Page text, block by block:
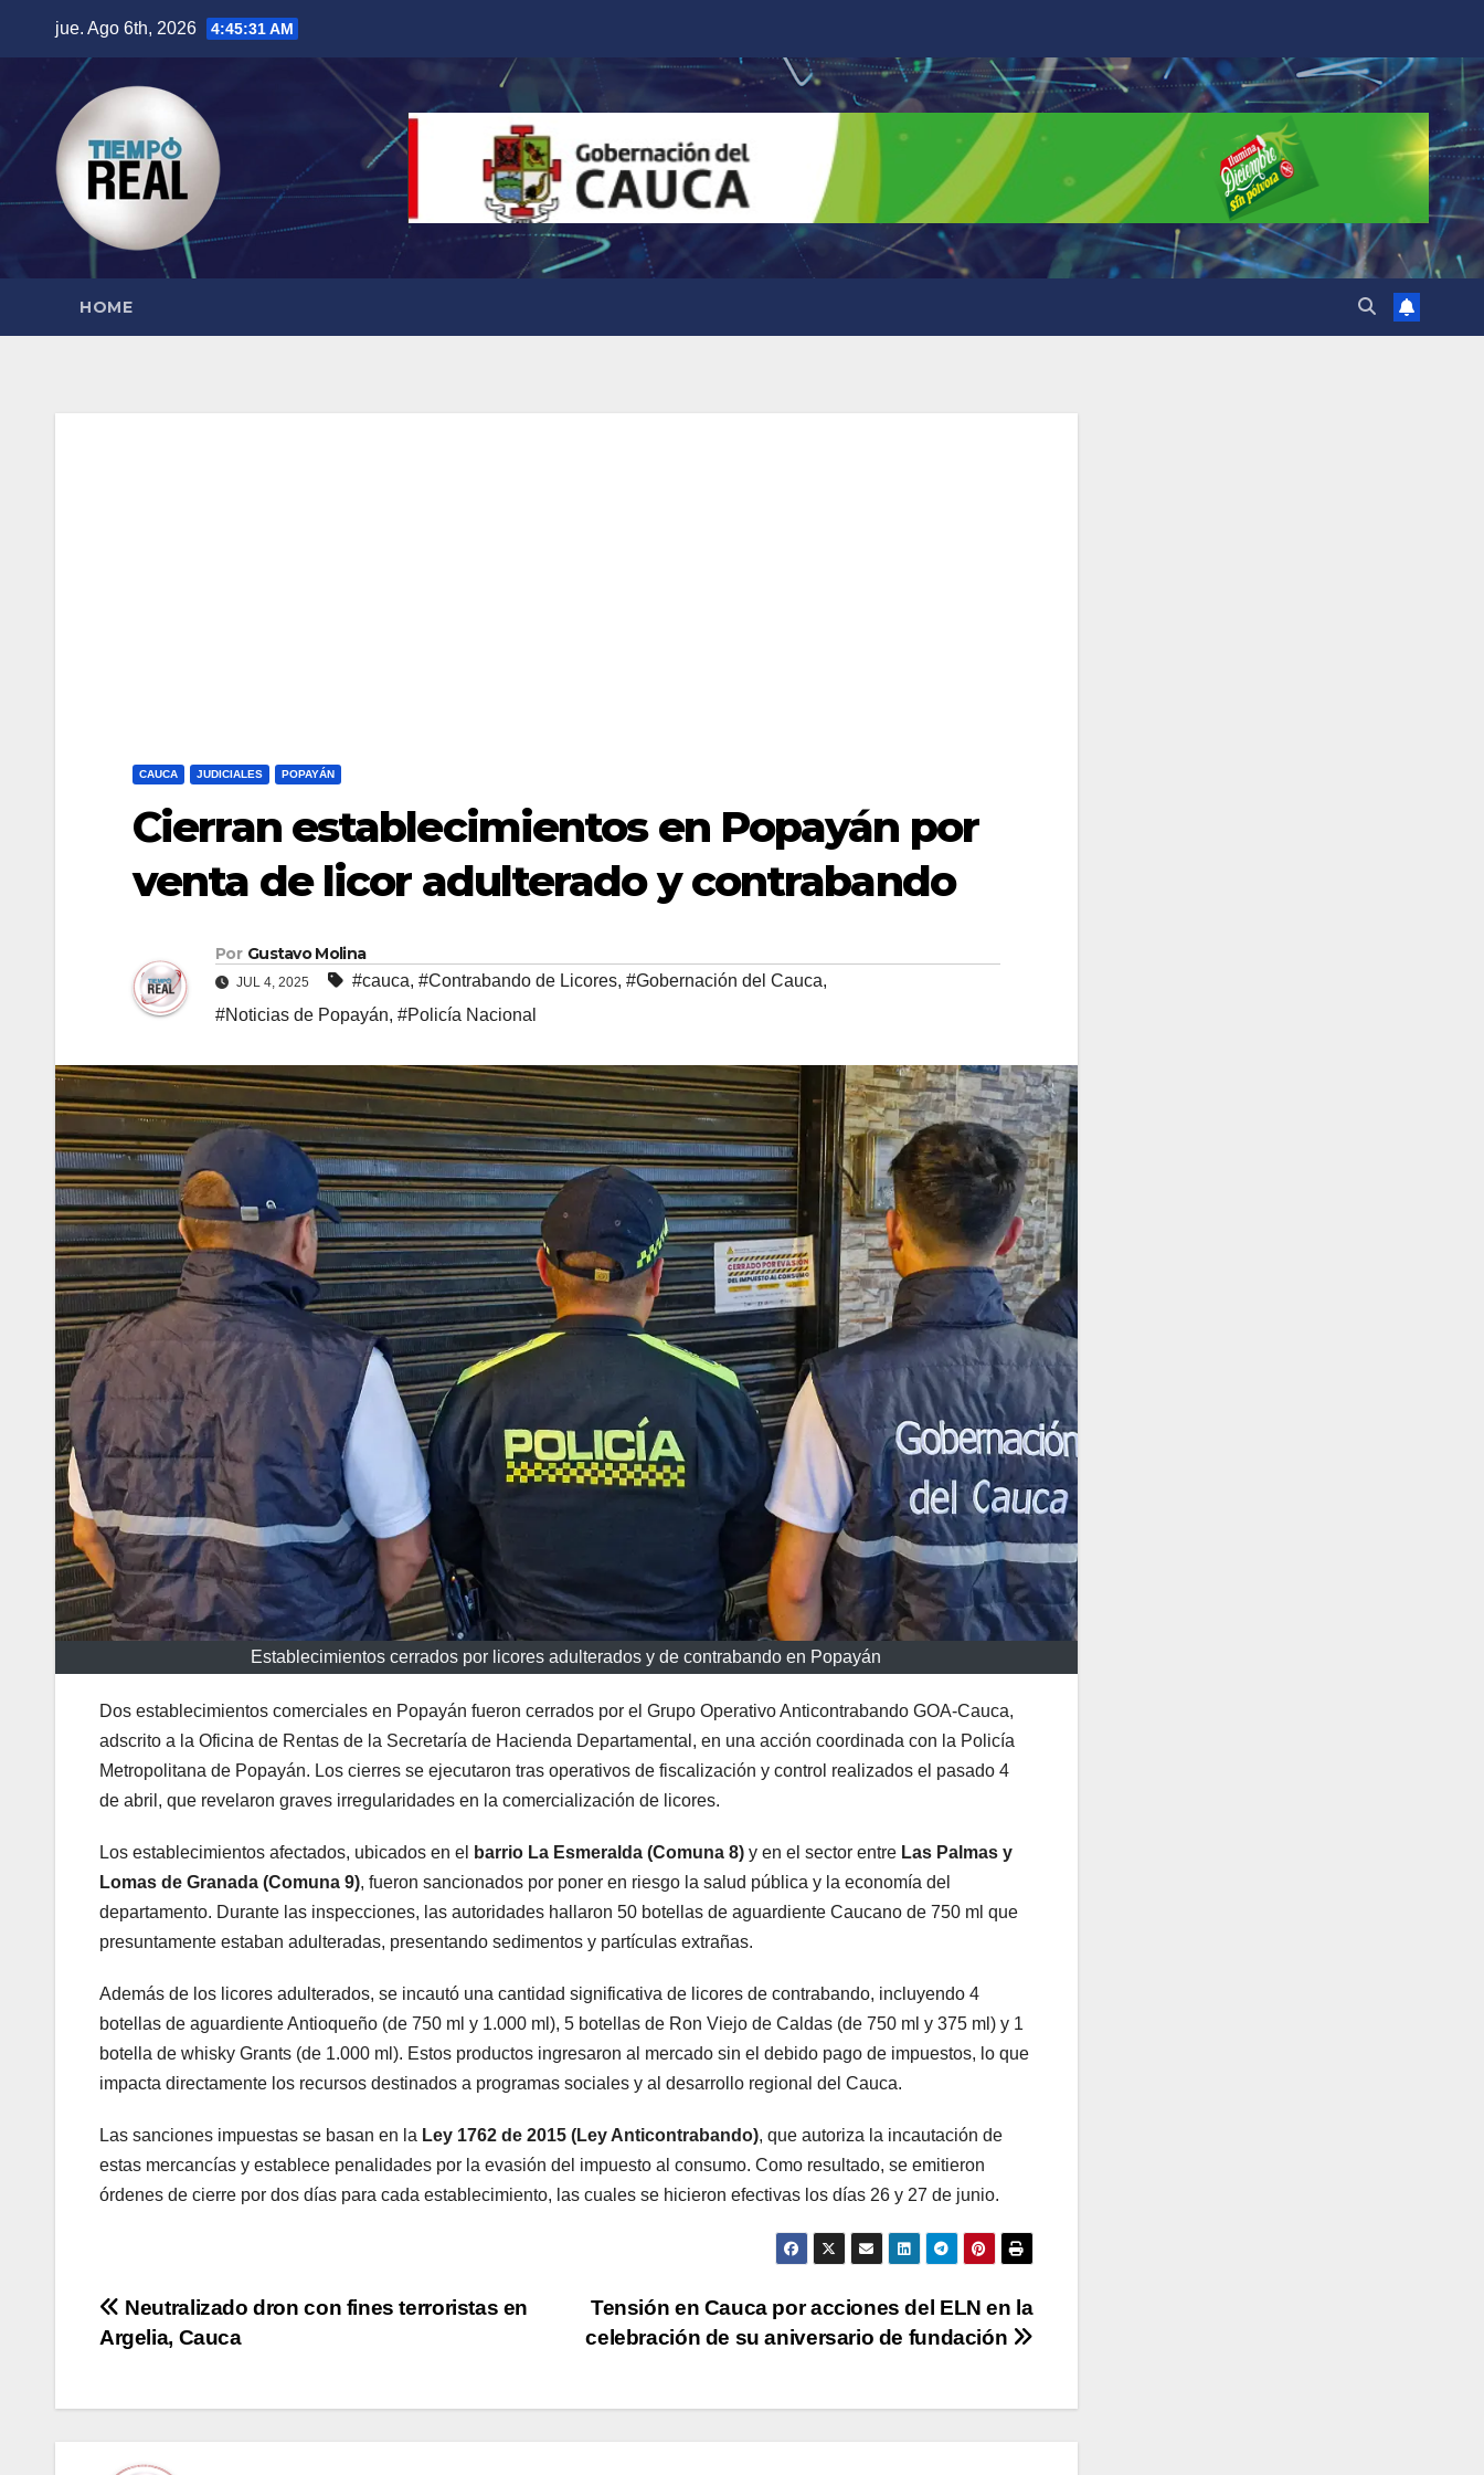
contenido
jue. Ago 6th, 2026 4:45:32 AM
HOME
CAUCA JUDICIALES POPAYÁN
Cierran establecimientos en Popayán por
venta de licor adulterado y contrabando
Por Gustavo Molina
JUL 4, 2025 #cauca, #Contrabando de Licores, #Gobernación del Cauca,
#Noticias de Popayán, #Policía Nacional
Establecimientos cerrados por licores adulterados y de contrabando en Popayán
Dos establecimientos comerciales en Popayán fueron cerrados por el Grupo Operativo Anticontrabando GOA-Cauca,
adscrito a la Oficina de Rentas de la Secretaría de Hacienda Departamental, en una acción coordinada con la Policía
Metropolitana de Popayán. Los cierres se ejecutaron tras operativos de fiscalización y control realizados el pasado 4
de abril, que revelaron graves irregularidades en la comercialización de licores.
Los establecimientos afectados, ubicados en el barrio La Esmeralda (Comuna 8) y en el sector entre Las Palmas y
Lomas de Granada (Comuna 9), fueron sancionados por poner en riesgo la salud pública y la economía del
departamento. Durante las inspecciones, las autoridades hallaron 50 botellas de aguardiente Caucano de 750 ml que
presuntamente estaban adulteradas, presentando sedimentos y partículas extrañas.
Además de los licores adulterados, se incautó una cantidad significativa de licores de contrabando, incluyendo 4
botellas de aguardiente Antioqueño (de 750 ml y 1.000 ml), 5 botellas de Ron Viejo de Caldas (de 750 ml y 375 ml) y 1
botella de whisky Grants (de 1.000 ml). Estos productos ingresaron al mercado sin el debido pago de impuestos, lo que
impacta directamente los recursos destinados a programas sociales y al desarrollo regional del Cauca.
Las sanciones impuestas se basan en la Ley 1762 de 2015 (Ley Anticontrabando), que autoriza la incautación de
estas mercancías y establece penalidades por la evasión del impuesto al consumo. Como resultado, se emitieron
órdenes de cierre por dos días para cada establecimiento, las cuales se hicieron efectivas los días 26 y 27 de junio.
Navegación
de
entradas
Tensión en Cauca por acciones del ELN en la
celebración de su aniversario de fundación
Neutralizado dron con fines terroristas en
Argelia, Cauca